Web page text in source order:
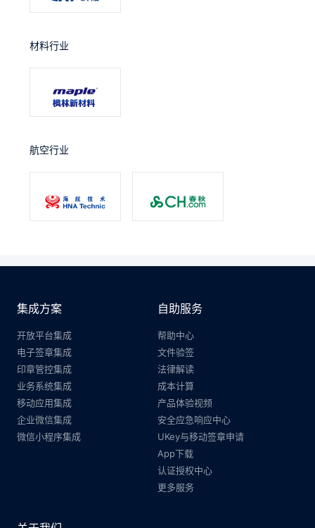
材料行业
航空行业
集成方案
开放平台集成
电子签章集成
印章管控集成
业务系统集成
移动应用集成
企业微信集成
微信小程序集成
自助服务
帮助中心
文件验签
法律解读
成本计算
产品体验视频
安全应急响应中心
UKey与移动签章申请
App下载
认证授权中心
更多服务